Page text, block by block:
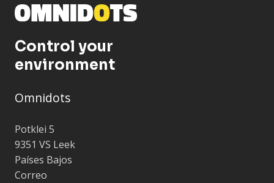
Control your
environment
Omnidots
Potklei 5
9351 VS Leek
Países Bajos
Correo